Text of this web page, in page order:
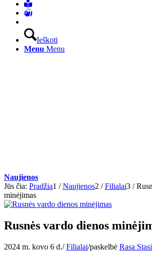
Ieškoti
Menu Menu
Naujienos
Jūs čia: Pradžia1 / Naujienos2 / Filialai3 /
minėjimas
Rusnės vardo dienos
2024 m. kovo 6 d./ Filialai/paskelbė Rasa